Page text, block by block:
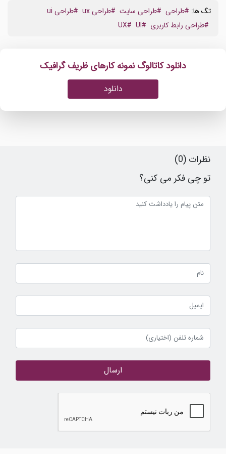
تگ ها: #طراحی #طراحی سایت #طراحی ux
#طراحی ui
#طراحی رابط کاربری #UI
#UX
دانلود کاتالوگ نمونه کارهای ظریف گرافیک
دانلود
نظرات (0)
تو چی فکر می کنی؟
ارسال